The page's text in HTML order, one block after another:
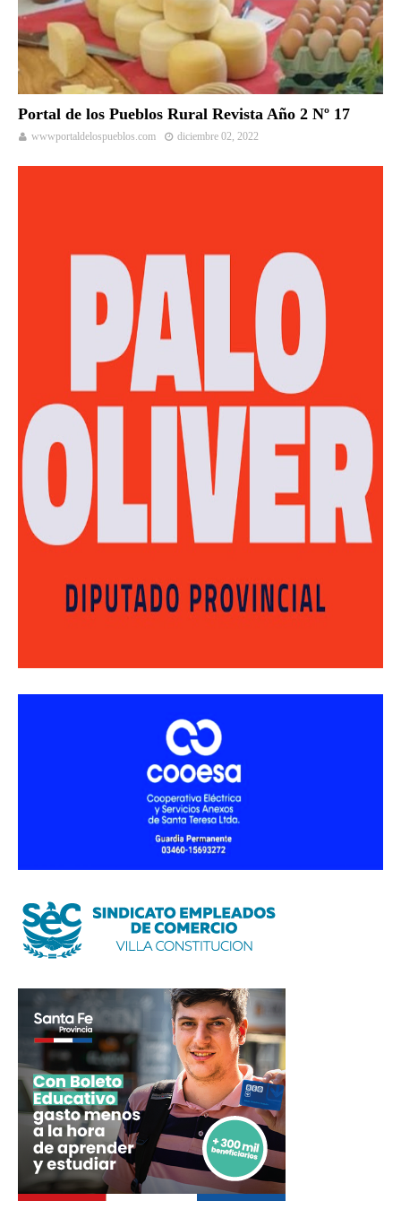
Portal de los Pueblos Rural Revista Año 2 Nº 17
wwwportaldelospueblos.com diciembre 02, 2022